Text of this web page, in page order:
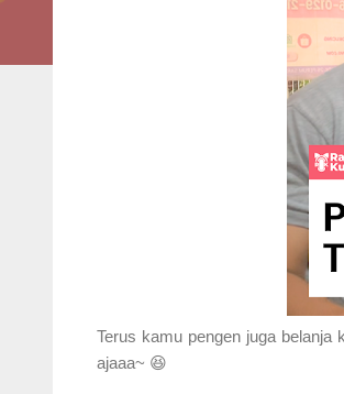
Terus kamu pengen juga belanja
ajaaa~ 😆